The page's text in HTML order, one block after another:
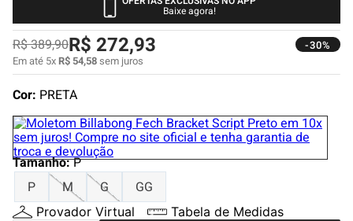
Baixe agora!
R$389,90R$ 272,93
Em até 5xR$ 54,58sem juros
-30%
Cor: PRETA
Tamanho:P
P
M G GG
Provador Virtual Tabela de Medidas
5º
camiseta
6º
bermuda
jaqueta
8º
carteira
9º
mochila
10º biquini